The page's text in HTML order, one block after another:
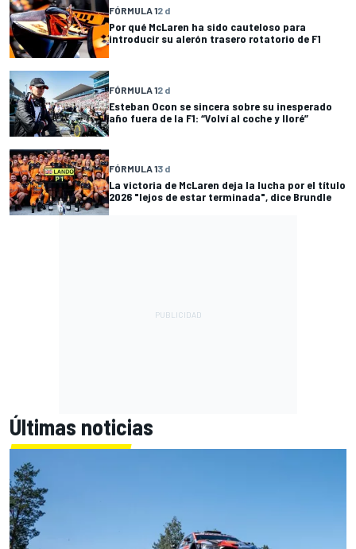
FÓRMULA 12 d
Por qué McLaren ha sido cauteloso para
introducir su alerón trasero rotatorio de F1
FÓRMULA 12 d
Esteban Ocon se sincera sobre su inesperado
año fuera de la F1: “Volví al coche y lloré”
FÓRMULA 13 d
La victoria de McLaren deja la lucha por el título
2026 "lejos de estar terminada", dice Brundle
Últimas noticias